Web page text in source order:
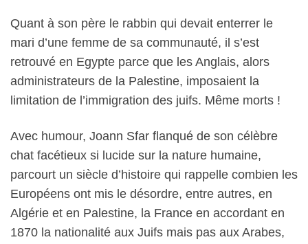
Quant à son père le rabbin qui devait enterrer le
mari d’une femme de sa communauté, il s’est
retrouvé en Egypte parce que les Anglais, alors
administrateurs de la Palestine, imposaient la
limitation de l’immigration des juifs. Même morts !
Avec humour, Joann Sfar flanqué de son célèbre
chat facétieux si lucide sur la nature humaine,
parcourt un siècle d’histoire qui rappelle combien les
Européens ont mis le désordre, entre autres, en
Algérie et en Palestine, la France en accordant en
1870 la nationalité aux Juifs mais pas aux Arabes,